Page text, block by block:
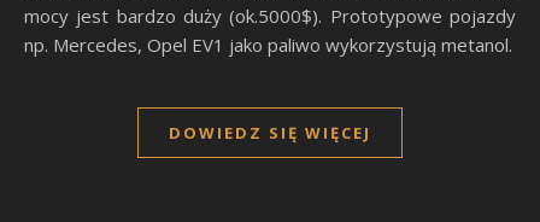
mocy jest bardzo duży (ok.5000$). Prototypowe pojazdy
np. Mercedes, Opel EV1 jako paliwo wykorzystują metanol.
DOWIEDZ SIĘ WIĘCEJ